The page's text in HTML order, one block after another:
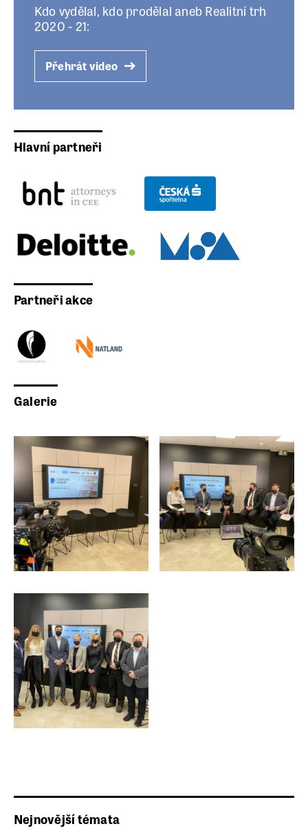
Kdo vydělal, kdo prodělal aneb Realitní trh
2020 - 21:
Přehrát video
Galerie
Hlavní partneři
Partneři akce
Nejnovější témata